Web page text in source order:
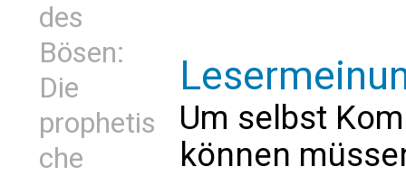
des
Bösen:
Die
prophetis
che
Um selbst
können